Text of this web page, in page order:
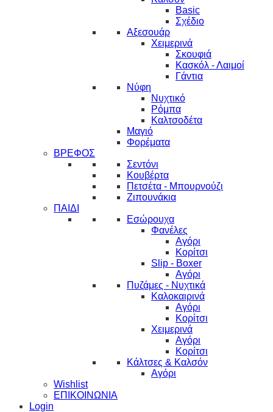
Basic
Σχέδιο
Αξεσουάρ
Χειμερινά
Σκουφιά
Κασκόλ - Λαιμοί
Γάντια
Νύφη
Νυχτικό
Ρόμπα
Καλτσοδέτα
Μαγιό
Φορέματα
ΒΡΕΦΟΣ
Σεντόνι
Κουβέρτα
Πετσέτα - Μπουρνούζι
Ζιπουνάκια
ΠΑΙΔΙ
Εσώρουχα
Φανέλες
Αγόρι
Κορίτσι
Slip - Boxer
Αγόρι
Πυζάμες - Νυχτικά
Καλοκαιρινά
Αγόρι
Κορίτσι
Χειμερινά
Αγόρι
Κορίτσι
Κάλτσες & Καλσόν
Αγόρι
Wishlist
ΕΠΙΚΟΙΝΩΝΙΑ
Login